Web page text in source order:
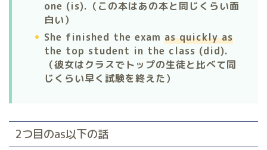
one (is).（この本はあの本と同じくらい面
白い）
She finished the exam as quickly as
the top student in the class (did).
（彼女はクラスでトップの生徒と比べて同
じくらい早く試験を終えた）
2つ目のas以下の話